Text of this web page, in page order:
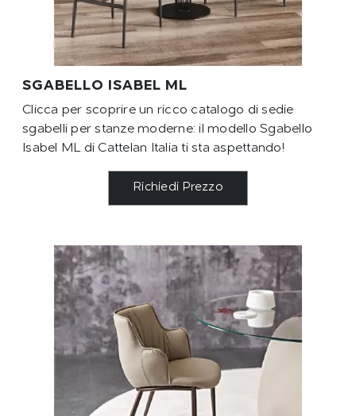
SGABELLO ISABEL ML
Clicca per scoprire un ricco catalogo di sedie
sgabelli per stanze moderne: il modello Sgabello
Isabel ML di Cattelan Italia ti sta aspettando!
Richiedi Prezzo